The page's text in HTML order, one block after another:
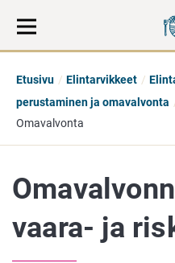
Etusivu Elintarvikkeet
perustaminen ja omavalvonta
Omavalvonta
vaara- ja